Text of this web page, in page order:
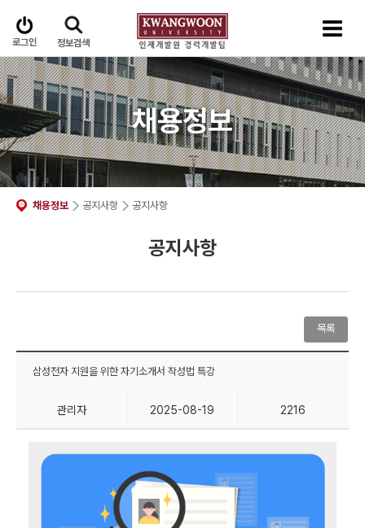
로그인 정보검색
채용정보
채용정보 공지사항 공지사항
공지사항
목록
삼성전자 지원을 위한 자기소개서 작성법 특강
관리자 2025-08-19 2216